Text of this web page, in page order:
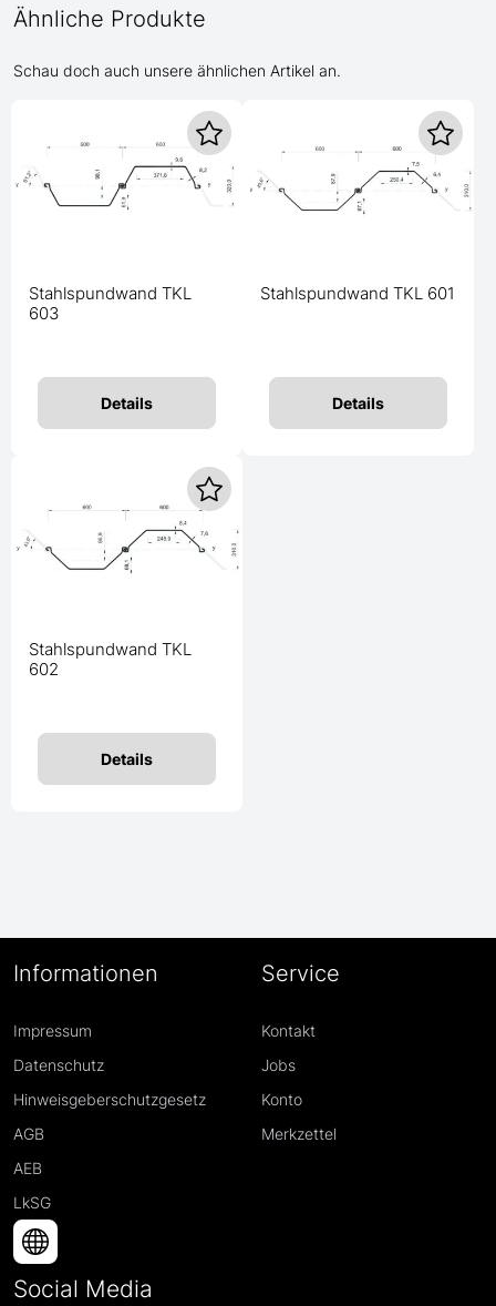
Ähnliche Produkte
Schau doch auch unsere ähnlichen Artikel an.
Stahlspundwand TKL
603
Details
Stahlspundwand TKL 601
Details
Stahlspundwand TKL
602
Details
Informationen
Impressum
Datenschutz
Hinweisgeberschutzgesetz
AGB
AEB
LkSG
Service
Kontakt
Jobs
Konto
Merkzettel
Social Media